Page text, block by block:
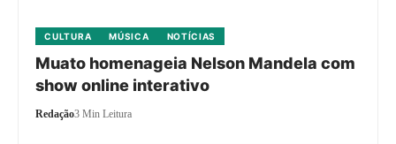
CULTURA MÚSICA NOTÍCIAS
Muato homenageia Nelson Mandela com
show online interativo
Redação3 Min Leitura